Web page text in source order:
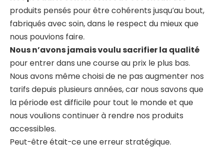
produits pensés pour être cohérents jusqu’au bout,
fabriqués avec soin, dans le respect du mieux que
nous pouvions faire.
Nous n’avons jamais voulu sacrifier la qualité
pour entrer dans une course au prix le plus bas.
Nous avons même choisi de ne pas augmenter nos
tarifs depuis plusieurs années, car nous savons que
la période est difficile pour tout le monde et que
nous voulions continuer à rendre nos produits
accessibles.
Peut-être était-ce une erreur stratégique.